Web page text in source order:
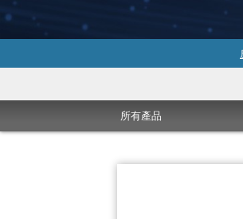
所有產品